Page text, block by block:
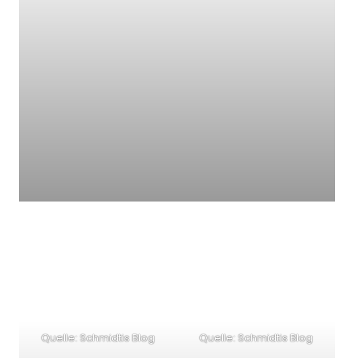
Quelle: Schmidtis Blog Quelle: Schmidtis Blog